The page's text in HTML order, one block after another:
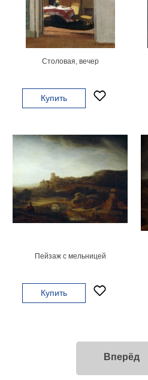
Столовая, вечер
Купить
Пейзаж с мельницей
Купить
Вперёд